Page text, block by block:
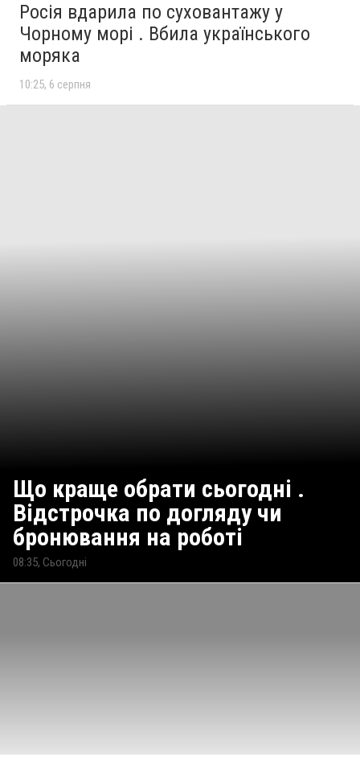
Росія вдарила по суховантажу у
Чорному морі . Вбила українського
моряка
10:25 6 серпня
Що краще обрати сьогодні .
Відстрочка по догляду чи
бронювання на роботі
08:35, Сьогодні